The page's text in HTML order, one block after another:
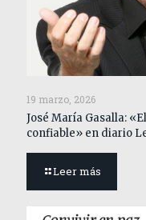
19 marzo, 2026
José María Gasalla:
confiable» en diario
Leer más